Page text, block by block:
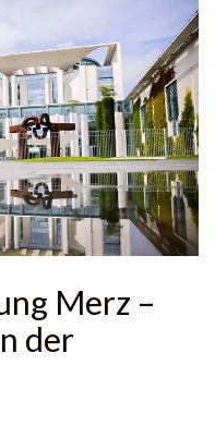
Merz –
der